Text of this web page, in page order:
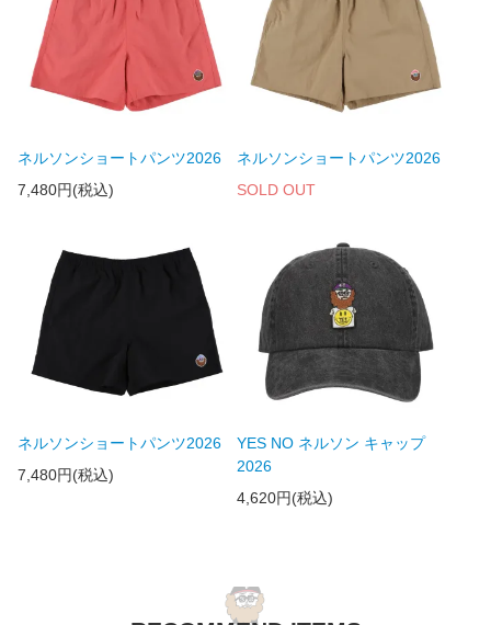
ネルソンショートパンツ2026
7,480円(税込)
ネルソンショートパンツ2026
SOLD OUT
ネルソンショートパンツ2026
7,480円(税込)
YES NO ネルソン キャップ
2026
4,620円(税込)